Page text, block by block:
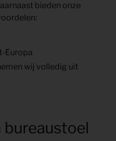
bieden onze
Europa
wij volledig uit
bureaustoel